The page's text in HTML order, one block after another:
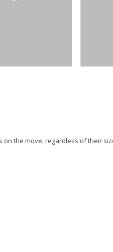
the move, regardless of their